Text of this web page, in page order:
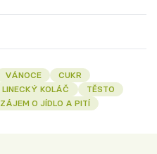
VÁNOCE
CUKR
LINECKÝ KOLÁČ
TĚSTO
ZÁJEM O JÍDLO A PITÍ